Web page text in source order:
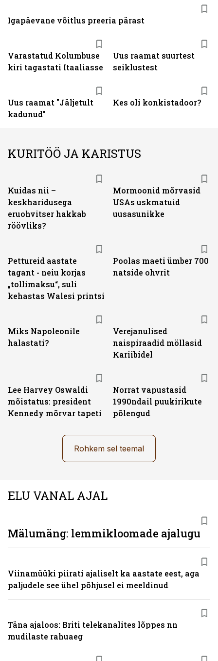
Varastatud Kolumbuse
kiri tagastati Itaaliasse
Uus raamat suurtest
seiklustest
Uus raamat "Jäljetult
kadunud"
Kes oli konkistadoor?
Igapäevane võitlus preeria pärast
KURITÖÖ JA KARISTUS
Kuidas nii –
keskharidusega
eruohvitser hakkab
röövliks?
Mormoonid mõrvasid
USAs uskmatuid
uusasunikke
Pettureid aastate
tagant - neiu korjas
„tollimaksu“, suli
kehastas Walesi printsi
Poolas maeti ümber 700
natside ohvrit
Miks Napoleonile
halastati?
Verejanulised
naispiraadid möllasid
Kariibidel
Lee Harvey Oswaldi
mõistatus: president
Kennedy mõrvar tapeti
Norrat vapustasid
1990ndail puukirikute
põlengud
Rohkem sel teemal
ELU VANAL AJAL
Mälumäng: lemmikloomade ajalugu
Viinamüüki piirati ajaliselt ka aastate eest, aga
paljudele see ühel põhjusel ei meeldinud
Täna ajaloos: Briti telekanalites lõppes nn
mudilaste rahuaeg